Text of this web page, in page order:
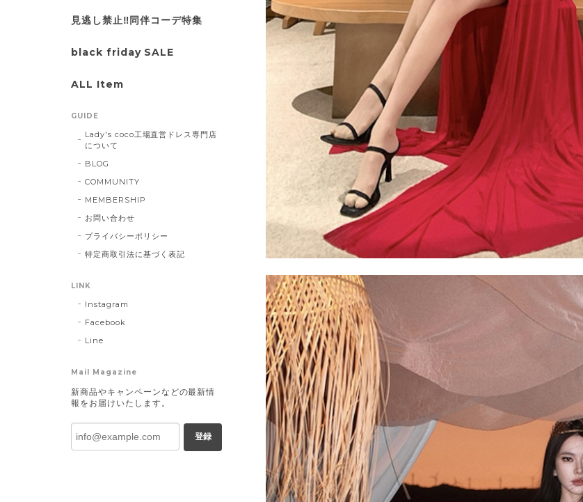
見逃し禁止‼同伴コーデ特集
black friday SALE
ALL Item
GUIDE
Lady's coco工場直営ドレス専門店
について
BLOG
COMMUNITY
MEMBERSHIP
お問い合わせ
プライバシーポリシー
特定商取引法に基づく表記
LINK
Instagram
Facebook
Line
Mail Magazine
新商品やキャンペーンなどの最新情
報をお届けいたします。
登録